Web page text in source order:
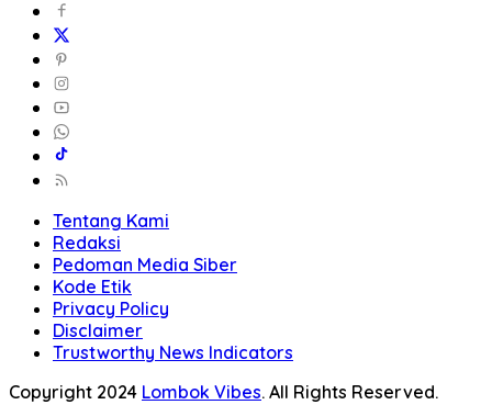
Tentang Kami
Redaksi
Pedoman Media Siber
Kode Etik
Privacy Policy
Disclaimer
Trustworthy News Indicators
Copyright 2024 Lombok Vibes. All Rights Reserved.